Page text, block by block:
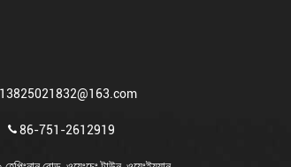
13825021832@163.com
86-751-2612919